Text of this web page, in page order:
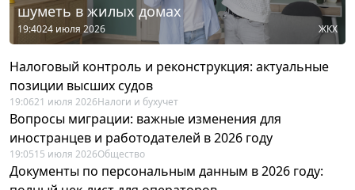
шуметь в жилых домах
19:4024 июля 2026 ЖКХ
Налоговый контроль и реконструкция: актуальные
позиции высших судов
19:0621 июля 2026Налоги и бухучет
Вопросы миграции: важные изменения для
иностранцев и работодателей в 2026 году
19:0515 июля 2026Общество
Документы по персональным данным в 2026 году: